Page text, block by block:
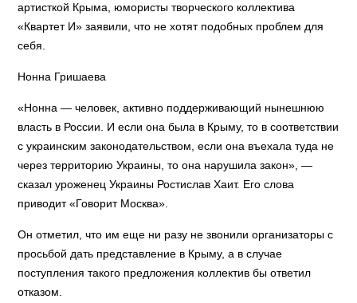
артисткой Крыма, юмористы творческого коллектива
«Квартет И» заявили, что не хотят подобных проблем для
себя.
Нонна Гришаева
«Нонна — человек, активно поддерживающий нынешнюю
власть в России. И если она была в Крыму, то в соответствии
с украинским законодательством, если она въехала туда не
через территорию Украины, то она нарушила закон», —
сказал уроженец Украины Ростислав Хаит. Его слова
приводит «Говорит Москва».
Он отметил, что им еще ни разу не звонили организаторы с
просьбой дать представление в Крыму, а в случае
поступления такого предложения коллектив бы ответил
отказом.